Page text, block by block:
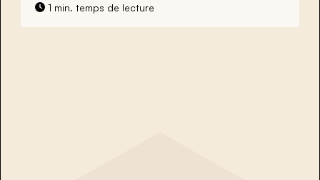
1 min. temps de lecture